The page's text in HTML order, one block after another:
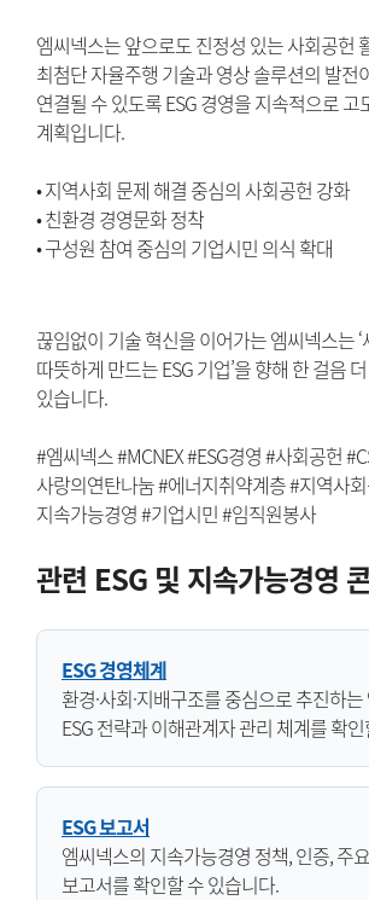
엠씨넥스는 앞으로도 진정성 있는 사회공헌
최첨단 자율주행 기술과 영상 솔루션의 발전
연결될 수 있도록 ESG 경영을 지속적으로 고
계획입니다.
• 지역사회 문제 해결 중심의 사회공헌 강화
• 친환경 경영문화 정착
• 구성원 참여 중심의 기업시민 의식 확대
끊임없이 기술 혁신을 이어가는 엠씨넥스는
따뜻하게 만드는 ESG 기업’을 향해 한 걸음
있습니다.
#엠씨넥스 #MCNEX #ESG경영 #사회공헌
사랑의연탄나눔 #에너지취약계층 #지역사
지속가능경영 #기업시민 #임직원봉사
관련 ESG 및 지속가능경영
ESG 경영체계
환경·사회·지배구조를 중심으로 추진하
ESG 전략과 이해관계자 관리 체계를 확
ESG 보고서
엠씨넥스의 지속가능경영 정책, 인증, 주
보고서를 확인할 수 있습니다.